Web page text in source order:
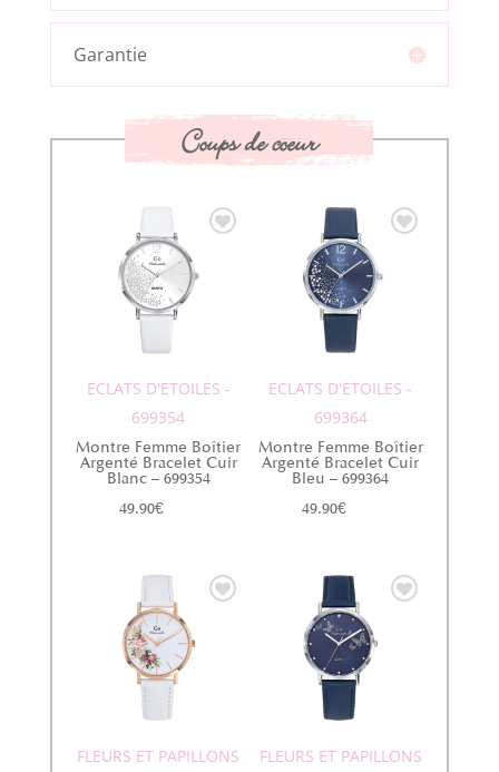
Garantie
Coups de coeur
ECLATS D'ETOILES -
699354
Montre Femme Boîtier
Argenté Bracelet Cuir
Blanc – 699354
49.90€
ECLATS D'ETOILES -
699364
Montre Femme Boîtier
Argenté Bracelet Cuir
Bleu – 699364
49.90€
FLEURS ET PAPILLONS
FLEURS ET PAPILLONS